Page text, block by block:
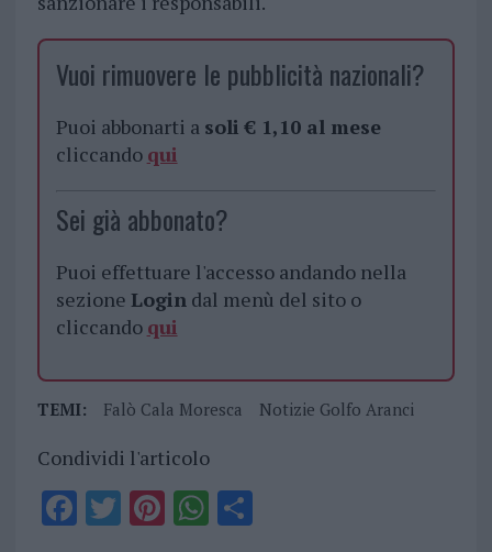
Vuoi rimuovere le pubblicità nazionali?
Puoi abbonarti a soli € 1,10 al mese
cliccando qui
Sei già abbonato?
Puoi effettuare l'accesso andando nella
sezione Logindal menù del sito o
cliccando qui
TEMI: Falò Cala Moresca Notizie Golfo Aranci
Condividi l'articolo
F T PiWS